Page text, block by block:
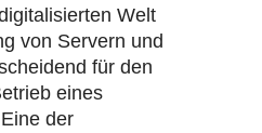
Welt
von Servern und
für den
eines
der